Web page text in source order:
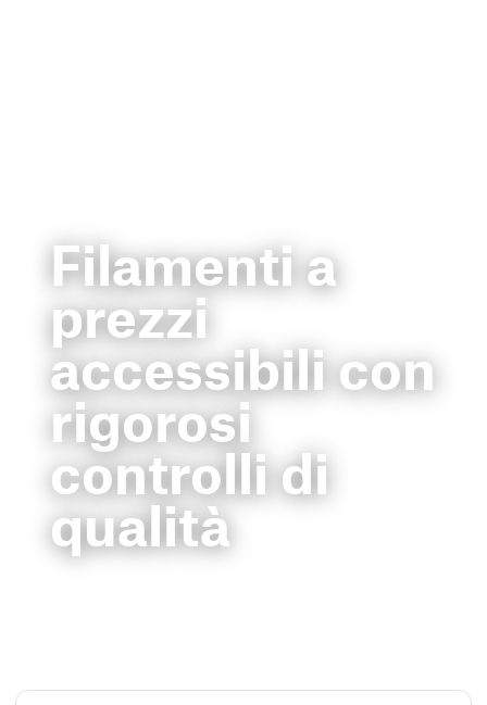
Filamenti a
prezzi
accessibili con
rigorosi
controlli di
qualità